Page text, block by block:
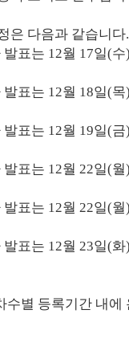
은 다음과 같습니다.
표는 12월 17일(
표는 12월 18일(
표는 12월 19일(
표는 12월 22일(
표는 12월 22일(
표는 12월 23일(
수별 등록기간 내에